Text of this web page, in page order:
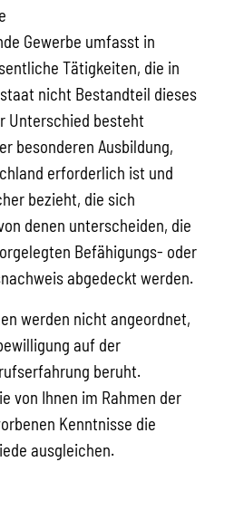
Gewerbe umfasst in
Tätigkeiten, die in
nicht Bestandteil dieses
Unterschied besteht
besonderen Ausbildung,
erforderlich ist und
bezieht, die sich
denen unterscheiden, die
Befähigungs- oder
abgedeckt werden.
werden nicht angeordnet,
auf der
beruht.
von Ihnen im Rahmen der
Kenntnisse die
ausgleichen.